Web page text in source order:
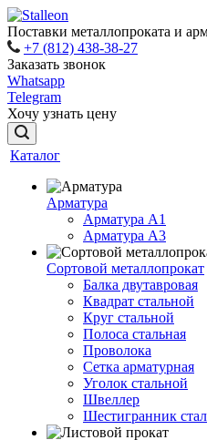
Поставки металлопроката и
+7 (812) 438-38-27
Заказать звонок
Whatsapp
Telegram
Хочу узнать цену
Каталог
Арматура
Арматура A1
Арматура А3
Сортовой металлопрокат
Балка двутавровая
Квадрат стальной
Круг стальной
Полоса стальная
Проволока
Сетка арматурная
Уголок стальной
Швеллер
Шестигранник